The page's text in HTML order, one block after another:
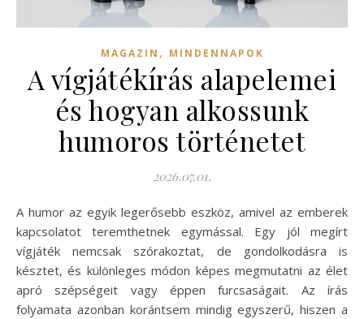
MAGAZIN , MINDENNAPOK
A vígjátékírás alapelemei
és hogyan alkossunk
humoros történetet
2026.07.01.
A humor az egyik legerősebb eszköz, amivel az emberek
kapcsolatot teremthetnek egymással. Egy jól megírt
vígjáték nemcsak szórakoztat, de gondolkodásra is
késztet, és különleges módon képes megmutatni az élet
apró szépségeit vagy éppen furcsaságait. Az írás
folyamata azonban korántsem mindig egyszerű, hiszen a